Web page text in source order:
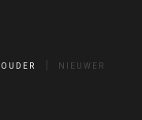
OUDER NIEUWER